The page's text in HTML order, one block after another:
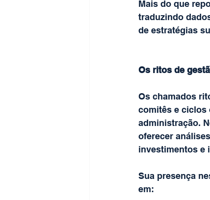
Mais do que
traduzindo
de estratégias
Os ritos de
Os chamados
comitês e ciclos
administração.
oferecer
investimentos e
Sua presença
em: